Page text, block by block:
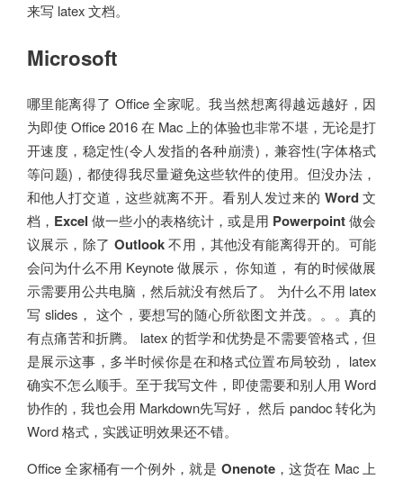
来写 latex 文档。
Microsoft
哪里能离得了 Office 全家呢。我当然想离得越远越好，因
为即使 Office 2016 在 Mac 上的体验也非常不堪，无论是打
开速度，稳定性(令人发指的各种崩溃)，兼容性(字体格式
等问题)，都使得我尽量避免这些软件的使用。但没办法，
和他人打交道，这些就离不开。看别人发过来的 Word文
档， Excel 做一些小的表格统计，或是用 Powerpoint做会
议展示，除了 Outlook不用，其他没有能离得开的。可能
会问为什么不用 Keynote 做展示， 你知道， 有的时候做展
示需要用公共电脑，然后就没有然后了。 为什么不用 latex
写 slides， 这个，要想写的随心所欲图文并茂。。。真的
有点痛苦和折腾。 latex 的哲学和优势是不需要管格式，但
是展示这事，多半时候你是在和格式位置布局较劲， latex
确实不怎么顺手。至于我写文件，即使需要和别人用 Word
协作的，我也会用 Markdown先写好， 然后 pandoc 转化为
Word 格式，实践证明效果还不错。
Office 全家桶有一个例外，就是 Onenote，这货在 Mac 上